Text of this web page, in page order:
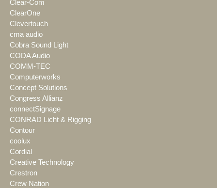
Clear-Com
ClearOne
Clevertouch
cma audio
Cobra Sound Light
CODA Audio
COMM-TEC
Computerworks
Concept Solutions
Congress Allianz
connectSignage
CONRAD Licht & Rigging
Contour
coolux
Cordial
Creative Technology
Crestron
Crew Nation